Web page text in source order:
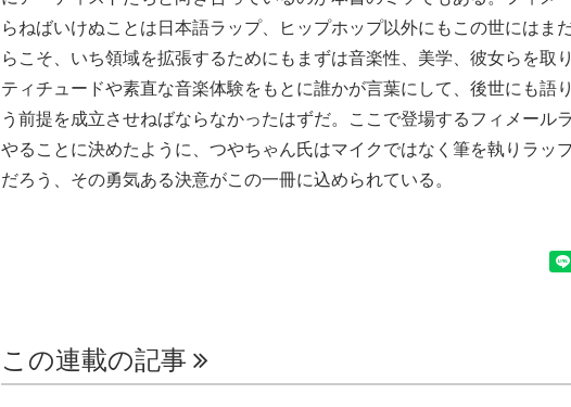
らねばいけぬことは日本語ラップ、ヒップホップ以外にもこの世にはま
らこそ、いち領域を拡張するためにもまずは音楽性、美学、彼女らを取
ティチュードや素直な音楽体験をもとに誰かが言葉にして、後世にも語
う前提を成立させねばならなかったはずだ。ここで登場するフィメール
やることに決めたように、つやちゃん氏はマイクではなく筆を執りラッ
だろう、その勇気ある決意がこの一冊に込められている。
この連載の記事